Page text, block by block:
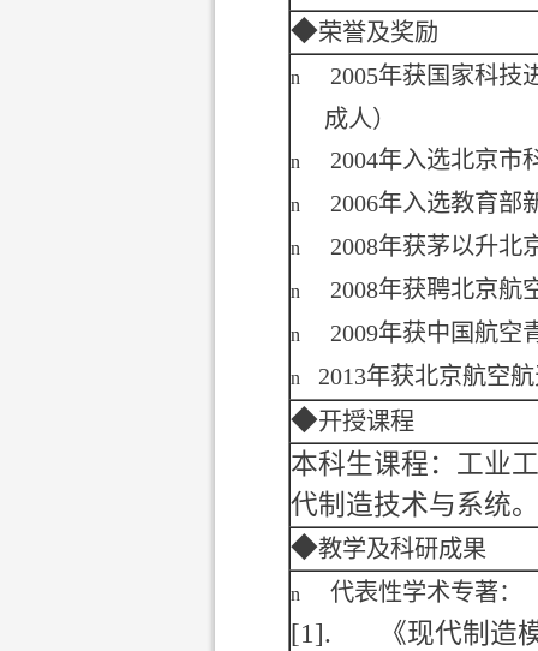
◆荣誉及奖励
n 2005年获国家科技
成人）
n 2004年入选北京市
n 2006年入选教育部
n 2008年获茅以升北
n 2008年获聘北京航
n 2009年获中国航空
n 2013年获北京航空
◆开授课程
本科生课程：工业
代制造技术与系统。
◆教学及科研成果
n 代表性学术专著：
[1].
《现代制造